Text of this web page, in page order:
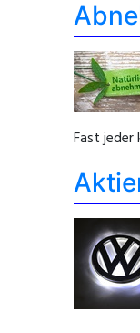
Fast